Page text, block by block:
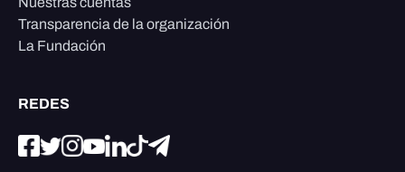
Transparencia de la organización
La Fundación
REDES